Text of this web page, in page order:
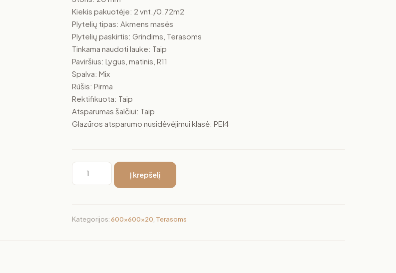
Kiekis pakuotėje: 2 vnt./0.72m2
Plytelių tipas: Akmens masės
Plytelių paskirtis: Grindims, Terasoms
Tinkama naudoti lauke: Taip
Paviršius: Lygus, matinis, R11
Spalva: Mix
Rūšis: Pirma
Rektifikuota: Taip
Atsparumas šalčiui: Taip
Glazūros atsparumo nusidėvėjimui klasė: PEI4
Į krepšelį
Kategorijos:600x600x20 Terasoms